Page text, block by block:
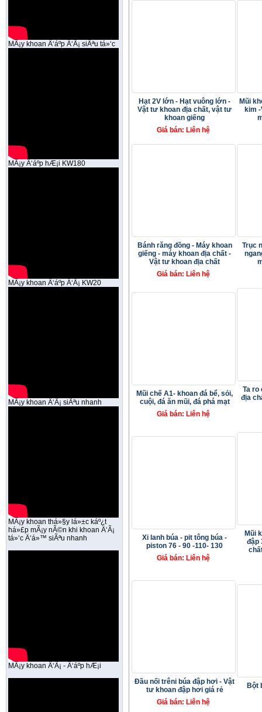
MÃ¡y khoan Ä‘áº­p Ä‘Ã¡ siÃªu tá»‘c
MÃ¡y Ä‘áº­p hÆ¡i KW180
MÃ¡y khoan Ä‘áº­p Ä‘Ã¡ KW20
MÃ¡y khoan Ä‘Ã¡ siÃªu nhanh
MÃ¡y khoan thá»§y lá»±c káº¿t
há»£p mÃ¡y nÃ©n khi khoan Ä‘Ã¡
tá»‘c Ä‘á»™ siÃªu nhanh
MÃ¡y khoan Ä‘Ã¡ - Ä‘áº­p hÆ¡i
Hạt 2V lớn - Hạt vuông lớn -
Vật tư khoan địa chất, vật tư
khoan giếng
Giá bán: Liên hệ
Mũi
kim
Bánh răng đồng - Máy khoan
giếng - máy khoan địa chất -
Vật tư khoan địa chất
Giá bán: Liên hệ
Trục
Mũi chế A1- khoan đá bể, sỏi,
cuội, đá ăn mũi, đá phá mạt
Giá bán: Liên hệ
Ta ro
địa
Xi lanh búa - pit tông búa -
piston 76 - 90 -110- 130
Giá bán: Liên hệ
Mũi
đập
Đầu nối trêni búa đập hơi - Vật
tư khoan đập hơi giá rẻ
Giá bán: Liên hệ
Bột